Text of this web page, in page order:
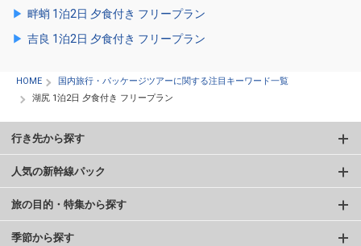
畔蛸 1泊2日 夕食付き フリープラン
吉良 1泊2日 夕食付き フリープラン
HOME
国内旅行・パッケージツアーに関する注目キーワード一覧
湖尻 1泊2日 夕食付き フリープラン
行き先から探す
人気の新幹線パック
旅の目的・特集から探す
季節から探す